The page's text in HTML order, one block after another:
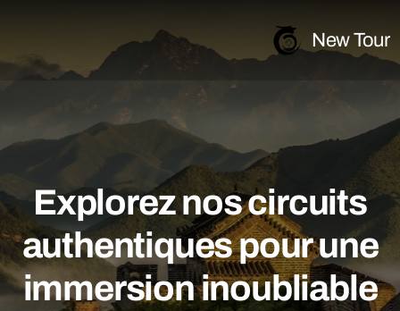
New Tour
Explorez nos circuits
authentiques pour une
immersion inoubliable
MICE en Chine
Voyages collectifs
Voyage CE et CSE